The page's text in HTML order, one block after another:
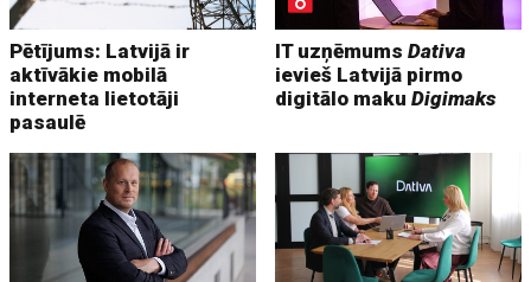
Pētījums: Latvijā ir
aktīvākie mobilā
interneta lietotāji
pasaulē
IT uzņēmumsDativa
ievieš Latvijā pirmo
digitālo makuDigimaks